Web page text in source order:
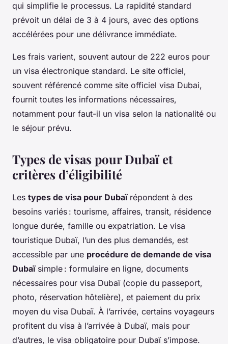
qui simplifie le processus. La rapidité standard
prévoit un délai de 3 à 4 jours, avec des options
accélérées pour une délivrance immédiate.
Les frais varient, souvent autour de 222 euros pour
un visa électronique standard. Le site officiel,
souvent référencé comme site officiel visa Dubai,
fournit toutes les informations nécessaires,
notamment pour faut-il un visa selon la nationalité ou
le séjour prévu.
Types de visas pour Dubaï et
critères d’éligibilité
Les types de visa pour Dubaïrépondent à des
besoins variés : tourisme, affaires, transit, résidence
longue durée, famille ou expatriation. Le visa
touristique Dubaï, l’un des plus demandés, est
accessible par une procédure de demande de visa
Dubaïsimple : formulaire en ligne, documents
nécessaires pour visa Dubaï (copie du passeport,
photo, réservation hôtelière), et paiement du prix
moyen du visa Dubaï. À l’arrivée, certains voyageurs
profitent du visa à l’arrivée à Dubaï, mais pour
d’autres, le visa obligatoire pour Dubaï s’impose.